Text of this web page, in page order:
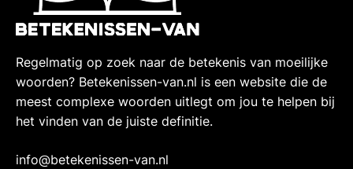
Regelmatig op zoek naar de betekenis van moeilijke
woorden? Betekenissen-van.nl is een website die de
meest complexe woorden uitlegt om jou te helpen bij
het vinden van de juiste definitie.
info@betekenissen-van.nl